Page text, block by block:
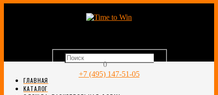
0
+7 (495) 147-51-05
ГЛАВНАЯ
КАТАЛОГ